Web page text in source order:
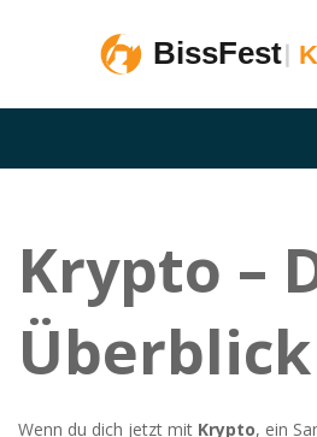
Krypto –
Überblick
Wenn du dich jetzt mit Krypto, ein